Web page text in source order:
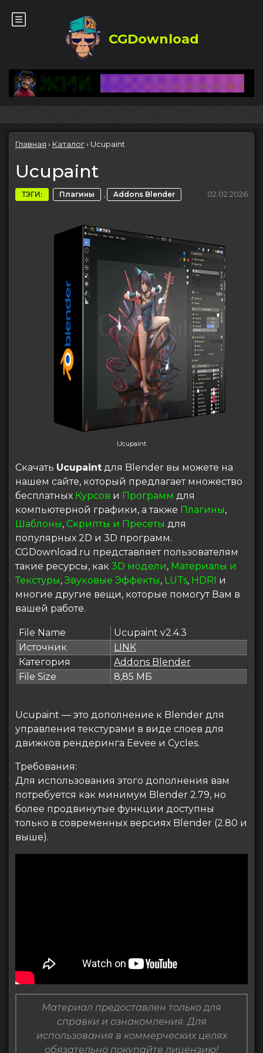
CGDownload
Главная › Каталог› Ucupaint
Ucupaint
ТЭГИ: Плагины , Addons Blender 02.02.2026
Ucupaint
Скачать Ucupaint для Blender вы можете на
нашем сайте, который предлагает множество
бесплатных Курсов и Программ для
компьютерной графики, а также Плагины,
Шаблоны, Скрипты и Пресеты для
популярных 2D и 3D программ.
CGDownload.ru представляет пользователям
такие ресурсы, как 3D модели, Материалы и
Текстуры,Звуковые Эффекты, LUTs, HDRI и
многие другие вещи, которые помогут Вам в
вашей работе.
File Name
Ucupaint v2.4.3
Источник
LINK
Категория
Addons Blender
File Size
8,85 МБ
Ucupaint — это дополнение к Blender для
управления текстурами в виде слоев для
движков рендеринга Eevee и Cycles.
Требования:
Для использования этого дополнения вам
потребуется как минимум Blender 2.79, но
более продвинутые функции доступны
только в современных версиях Blender (2.80 и
выше).
Материал предоставлен только для
справки и ознакомления. Для
использования в коммерческих целях
обязательно покупайте лицензию!